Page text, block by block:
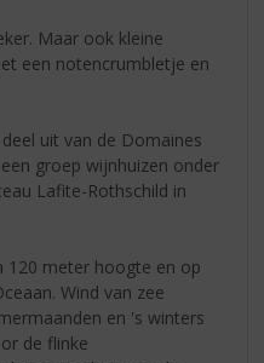
Maar ook kleine
een notencrumbletje en
uit van de Domaines
groep wijnhuizen onder
Lafite-Rothschild in
120 meter hoogte en op
Wind van zee
en 's winters
de flinke